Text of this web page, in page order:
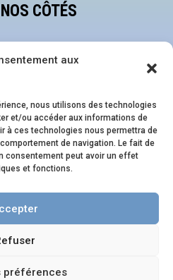
aux
nous utilisons des technologies
et/ou accéder aux informations de
à ces technologies nous permettra de
de navigation. Le fait de
consentement peut avoir un effet
et fonctions.
préférences
CÔTÉS
bénévole
Festival
en Famille.s
en Famille.s